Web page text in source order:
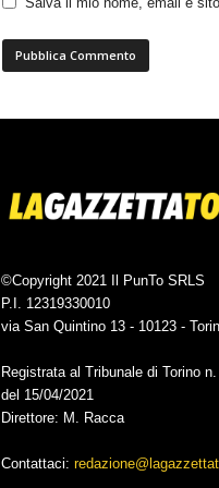
©Copyright 2021 Il PunTo SRLS
P.I. 12319330010
via San Quintino 13 - 10123 -
Registrata al Tribunale di Torino
del 15/04/2021
Direttore: M. Racca
Contattaci: